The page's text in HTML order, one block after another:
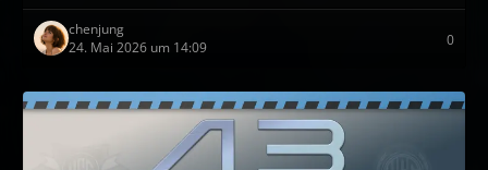
chenjung
24. Mai 2026 um 14:09
0